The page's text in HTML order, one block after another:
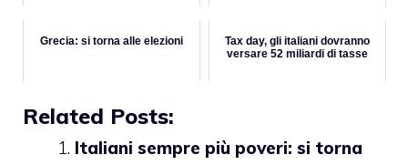
Grecia: si torna alle elezioni
Tax day, gli italiani dovranno
versare 52 miliardi di tasse
Related Posts:
Italiani sempre più poveri: si torna